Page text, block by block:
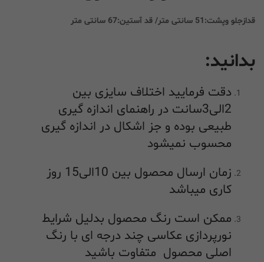
قدازجلو وپشت:51 سانتی متر/ قد آستین:67 سانتی متر
بدانید:
دقت فرمایید اختلاف سایزی بین
2الی3سانت در راهنمای اندازه گیری
طبیعی بوده و جز اشکال در اندازه گیری
محسوب نمیشود
زمان ارسال محصول بین 10الی15 روز
کاری میباشد
ممکن است رنگ محصول بدلیل شرایط
نورپردازی عکاسی چند درجه ای با رنگ
اصلی محصول متفاوت باشید